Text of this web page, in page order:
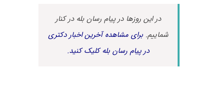
در این روزها در پیام رسان بله در کنار
شماییم.برای مشاهده آخرین اخبار دکتری
در پیام رسان بله کلیک کنید.